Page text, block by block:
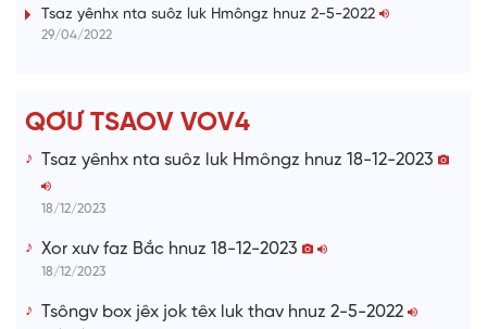
i
Tsaz yênhx nta suôz luk Hmôngz hnuz 2-5-2022
29/04/2022
QƠƯ TSAOV VOV4
Tsaz yênhx nta suôz luk Hmôngz hnuz 18-12-2023
18/12/2023
Xor xưv faz Bắc hnuz 18-12-2023
18/12/2023
Tsôngv box jêx jok têx luk thav hnuz 2-5-2022